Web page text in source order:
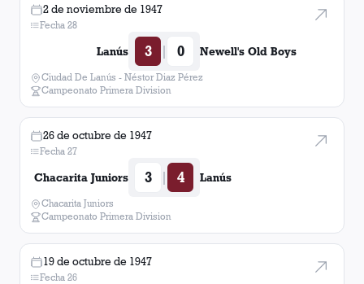
2 de noviembre de 1947
Fecha 28
Lanús 3 | 0 Newell's Old Boys
Ciudad De Lanús - Néstor Diaz Pérez
Campeonato Primera Division
26 de octubre de 1947
Fecha 27
Chacarita Juniors 3 | 4 Lanús
Chacarita Juniors
Campeonato Primera Division
19 de octubre de 1947
Fecha 26